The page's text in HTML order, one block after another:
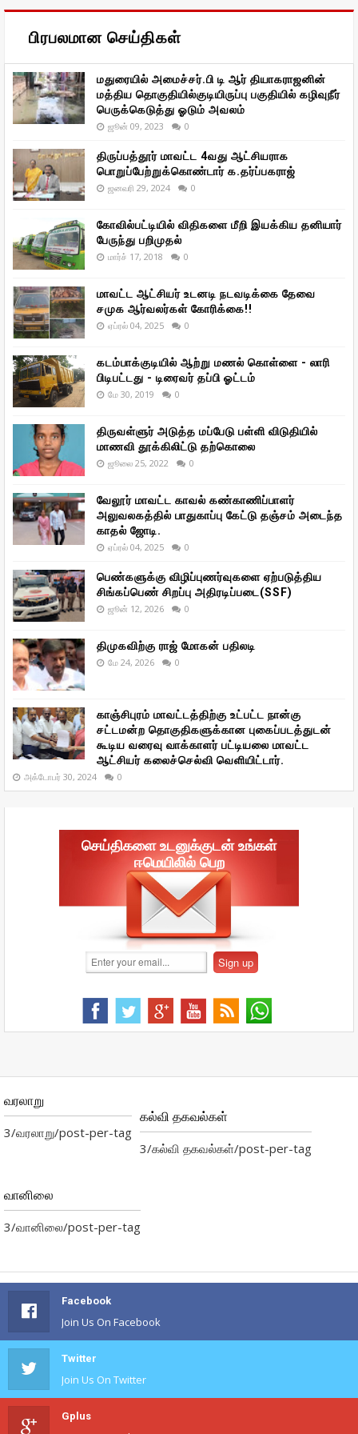
பிரபலமான செய்திகள்
மதுரையில் அமைச்சர்.பி டி ஆர் தியாகராஜனின்
மத்திய தொகுதியில்குடியிருப்பு பகுதியில் கழிவுநீர்
பெருக்கெடுத்து ஓடும் அவலம்
ஜூன் 09, 2023 0
திருப்பத்தூர் மாவட்ட 4வது ஆட்சியராக
பொறுப்பேற்றுக்கொண்டார் க.தர்ப்பகராஜ்
ஜனவரி 29, 2024 0
கோவில்பட்டியில் விதிகளை மீறி இயக்கிய தனியார்
பேருந்து பறிமுதல்
மார்ச் 17, 2018 0
மாவட்ட ஆட்சியர் உடனடி நடவடிக்கை தேவை
சமுக ஆர்வலர்கள் கோரிக்கை!!
ஏப்ரல் 04, 2025 0
கடம்பாக்குடியில் ஆற்று மணல் கொள்ளை - லாரி
பிடிபட்டது - டிரைவர் தப்பி ஓட்டம்
மே 30, 2019 0
திருவள்ளுர் அடுத்த மப்பேடு பள்ளி விடுதியில்
மாணவி தூக்கிலிட்டு தற்கொலை
ஜூலை 25, 2022 0
வேலூர் மாவட்ட காவல் கண்காணிப்பாளர்
அலுவலகத்தில் பாதுகாப்பு கேட்டு தஞ்சம் அடைந்த
காதல் ஜோடி.
ஏப்ரல் 04, 2025 0
பெண்களுக்கு விழிப்புணர்வுகளை ஏற்படுத்திய
சிங்கப்பெண் சிறப்பு அதிரடிப்படை(SSF)
ஜூன் 12, 2026 0
திமுகவிற்கு ராஜ் மோகன் பதிலடி
மே 24, 2026 0
காஞ்சிபுரம் மாவட்டத்திற்கு உட்பட்ட நான்கு
சட்டமன்ற தொகுதிகளுக்கான புகைப்படத்துடன்
கூடிய வரைவு வாக்காளர் பட்டியலை மாவட்ட
ஆட்சியர் கலைச்செல்வி வெளியிட்டார்.
அக்டோபர் 30, 2024 0
செய்திகளை உடனுக்குடன் உங்கள்
ஈமெயிலில் பெற
வரலாறு
3/வரலாறு/post-per-tag
கல்வி தகவல்கள்
3/கல்வி தகவல்கள்/post-per-tag
வானிலை
3/வானிலை/post-per-tag
Facebook
Join Us On Facebook
Twitter
Join Us On Twitter
Gplus